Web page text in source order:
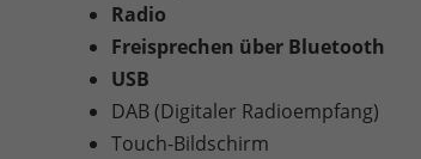
Radio
Freisprechen über Bluetooth
USB
DAB (Digitaler Radioempfang)
Touch-Bildschirm